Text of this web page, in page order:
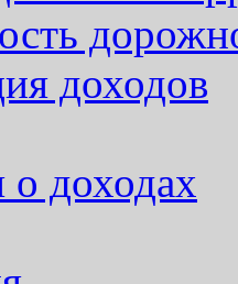
доходов
о доходах